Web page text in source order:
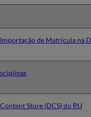
de Matrícula na
Store (DCS) do RU